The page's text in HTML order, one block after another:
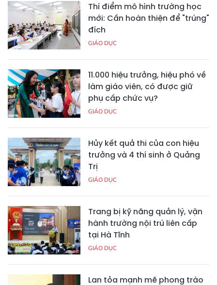
Thí điểm mô hình trường học
mới: Cần hoàn thiện để "trúng"
đích
GIÁO DỤC
11.000 hiệu trưởng, hiệu phó về
làm giáo viên, có được giữ
phụ cấp chức vụ?
GIÁO DỤC
Hủy kết quả thi của con hiệu
trưởng và 4 thí sinh ở Quảng
Trị
GIÁO DỤC
Trang bị kỹ năng quản lý, vận
hành trường nội trú liên cấp
tại Hà Tĩnh
GIÁO DỤC
Lan tỏa mạnh mẽ phong trào